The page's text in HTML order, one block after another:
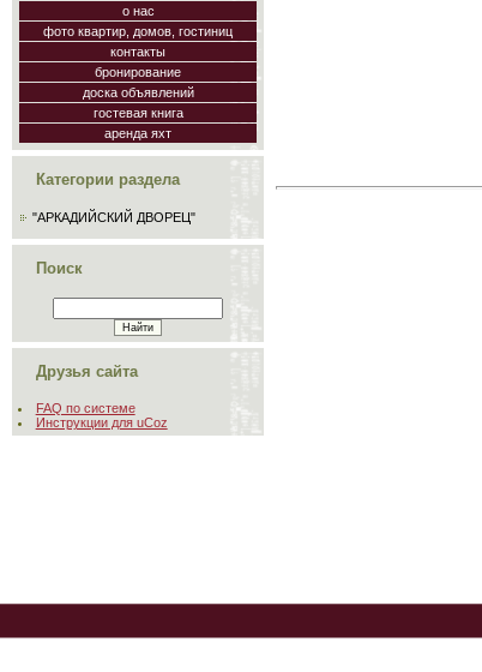
о нас
фото квартир, домов, гостиниц
контакты
бронирование
доска объявлений
гостевая книга
аренда яхт
Категории раздела
"АРКАДИЙСКИЙ ДВОРЕЦ"
Поиск
Друзья сайта
FAQ по системе
Инструкции для uCoz